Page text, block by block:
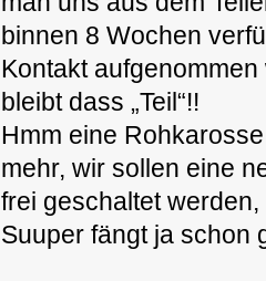
binnen 8 Wochen
Kontakt aufgenommen
bleibt dass „Teil“!!
Hmm eine
mehr, wir sollen eine
frei geschaltet werden,
Suuper fängt ja schon